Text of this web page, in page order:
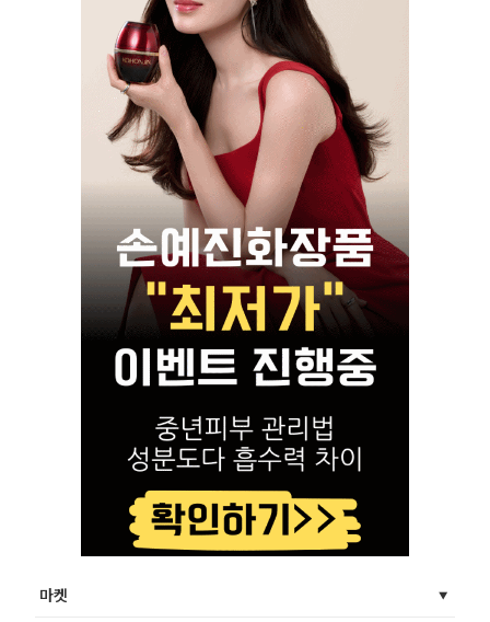
마켓